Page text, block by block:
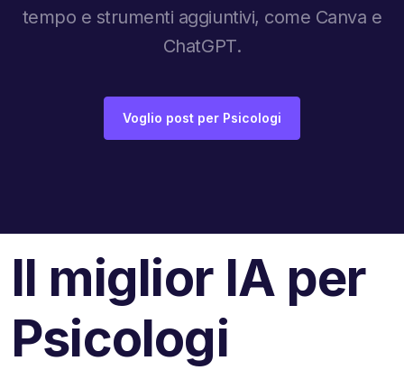
tempo e strumenti aggiuntivi, come Canva e
ChatGPT.
Voglio post per Psicologi
Il miglior IA per
Psicologi